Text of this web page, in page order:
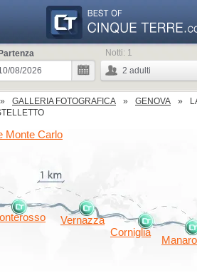
Partenza
2 adulti
Notti: 1
GALLERIA FOTOGRAFICA GENOVA
Vernazza
Corniglia
Monte Carlo